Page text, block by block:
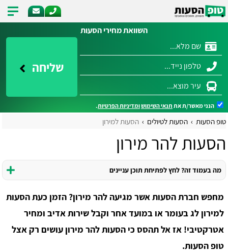
השוואת מחירי הסעות
שליחה
הנני מאשר/ת את תנאי השימושומדיניות הפרטיות.
טופ הסעות הסעות לטיולים הסעות למירון
הסעות להר מירון
מה בעמוד זה? לחץ לפתיחת תוכן עניינים
מחפש חברת הסעות אשר מגיעה להר מירון? הזמן כעת הסעות
למירון לג בעומר או במועד אחר וקבל שירות אדיב ומחיר
אטרקטיבי! אז אל תהסס כי הסעות להר מירון עושים רק אצל
טופ הסעות.